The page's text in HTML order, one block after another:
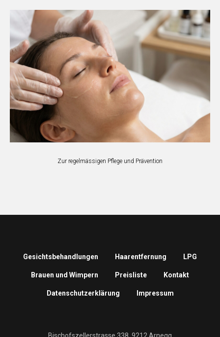
Zur regelmässigen Pflege und Prävention
Gesichtsbehandlungen Haarentfernung LPG
Brauen und Wimpern Preisliste Kontakt
Datenschutzerklärung Impressum
Bischofszellerstrasse 338, 9212 Arnegg